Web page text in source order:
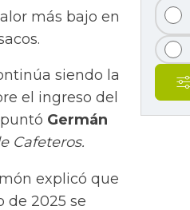
más bajo en
siendo la
el ingreso del
Germán
Cafeteros.
explicó que
de 2025 se